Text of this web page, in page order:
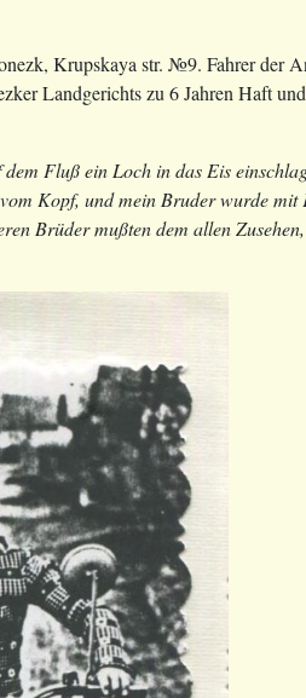
Krupskaya str. №9. Fahrer der
Landgerichts zu 6 Jahren Haft
Fluß ein Loch in das Eis
Kopf, und mein Bruder wurde mit
Brüder mußten dem allen